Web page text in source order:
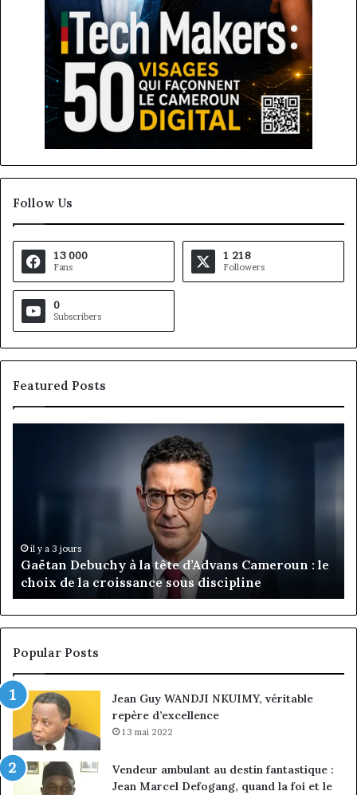
Follow Us
13 000
Fans
1 218
Followers
0
Subscribers
Featured Posts
choix
de
la
croissance
sous
il y a 3 jours
Gaëtan Debuchy à la tête d’Advans Cameroun : le
choix de la croissance sous discipline
à
la
Popular Posts
Jean Guy WANDJI NKUIMY, véritable
repère d’excellence
13 mai 2022
Vendeur ambulant au destin fantastique :
Jean Marcel Defogang, quand la foi et le